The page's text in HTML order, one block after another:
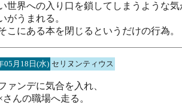
世界への入り口を鎖してしまうような気
がうまれる。
こにある本を閉じるというだけの行為。
05月18日(水) セリヌンティウス
ァンデに気合を入れ、
んの職場へ走る。